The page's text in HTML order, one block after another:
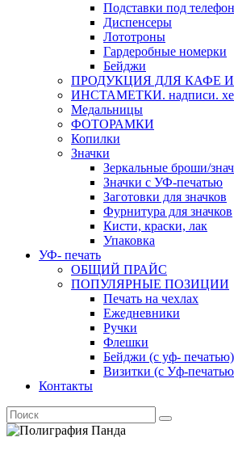
Подставки под
Диспенсеры
Лототроны
Гардеробные номерки
Бейджи
ПРОДУКЦИЯ ДЛЯ КАФЕ
ИНСТАМЕТКИ. надписи.
Медальницы
ФОТОРАМКИ
Копилки
Значки
Зеркальные броши/
Значки с УФ-печатью
Заготовки для значков
Фурнитура для значков
Кисти, краски, лак
Упаковка
УФ- печать
ОБЩИЙ ПРАЙС
ПОПУЛЯРНЫЕ ПОЗИЦИИ
Печать на чехлах
Ежедневники
Ручки
Флешки
Бейджи (с уф- печатью)
Визитки (с Уф-
Контакты